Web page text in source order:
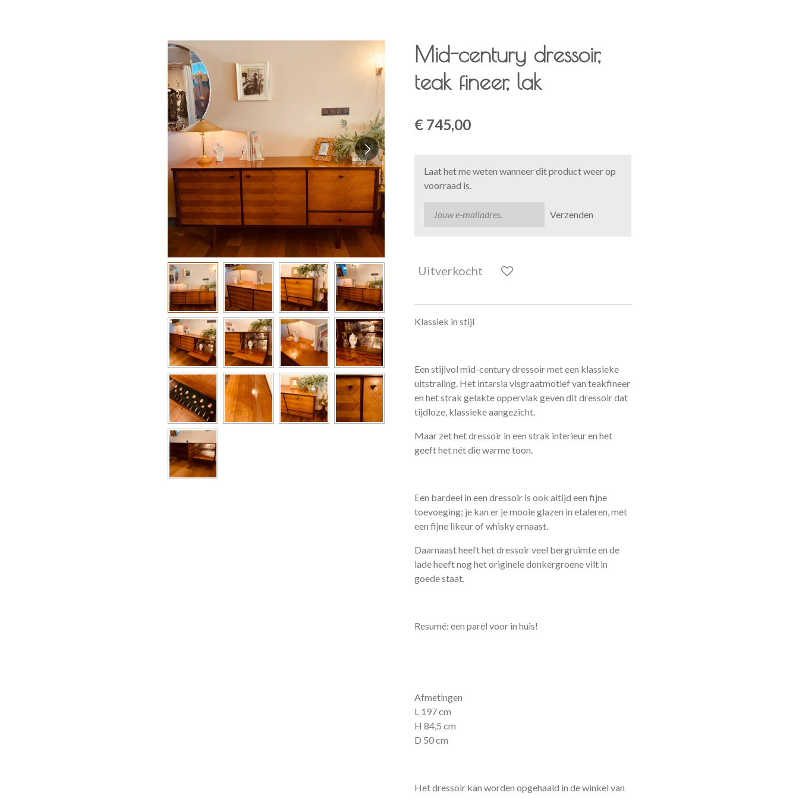
Mid-century dressoir,
teak fineer, lak
€ 745,00
Laat het me weten wanneer dit product weer op
voorraad is.
Verzenden
Uitverkocht
Klassiek in stijl
Een stijlvol mid-century dressoir met een klassieke
uitstraling. Het intarsia visgraatmotief van teakfineer
en het strak gelakte oppervlak geven dit dressoir dat
tijdloze, klassieke aangezicht.
Maar zet het dressoir in een strak interieur en het
geeft het nét die warme toon.
Een bardeel in een dressoir is ook altijd een fijne
toevoeging: je kan er je mooie glazen in etaleren, met
een fijne likeur of whisky ernaast.
Daarnaast heeft het dressoir veel bergruimte en de
lade heeft nog het originele donkergroene vilt in
goede staat.
Resumé: een parel voor in huis!
Afmetingen
L 197 cm
H 84,5 cm
D 50 cm
Het dressoir kan worden opgehaald in de winkel van